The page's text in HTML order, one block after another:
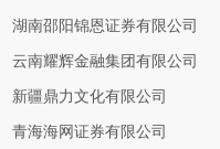
湖南邵阳锦恩证券有限公司
云南耀辉金融集团有限公司
新疆鼎力文化有限公司
青海海网证券有限公司